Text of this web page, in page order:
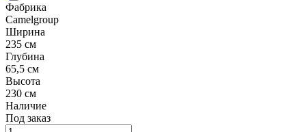
Фабрика
Camelgroup
Ширина
235 см
Глубина
65,5 см
Высота
230 см
Наличие
Под заказ